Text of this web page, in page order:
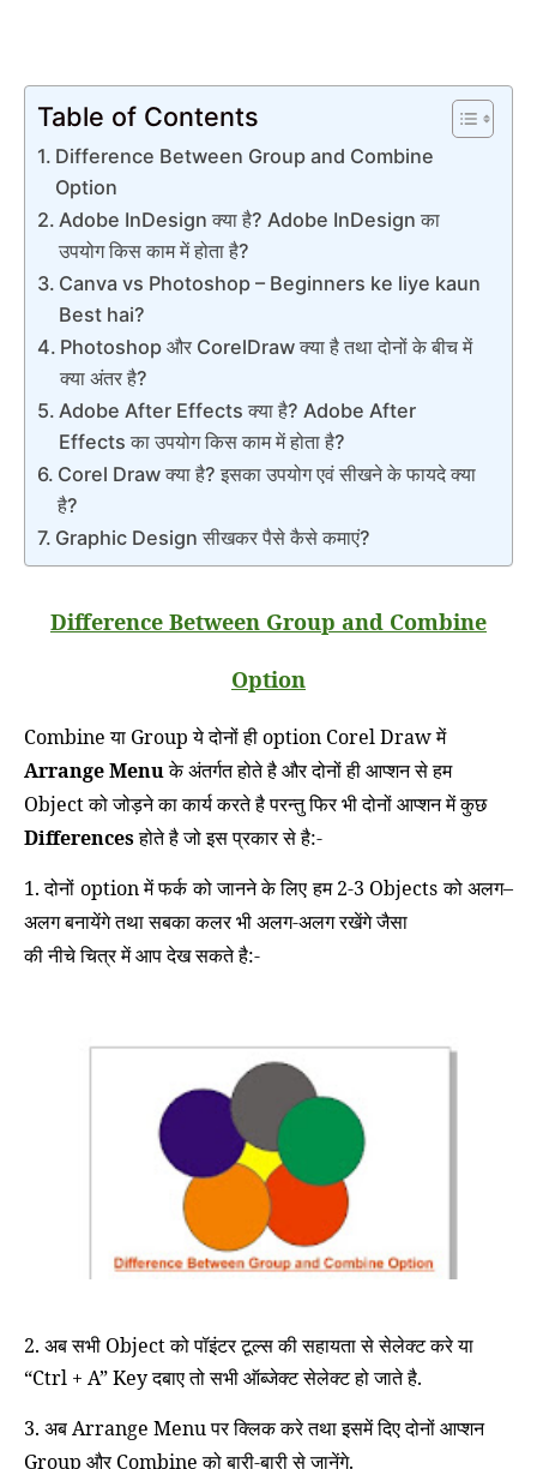
Table of Contents
Difference Between Group and Combine
Option
Adobe InDesign क्या है? Adobe InDesign का
उपयोग किस काम में होता है?
Canva vs Photoshop – Beginners ke liye kaun
Best hai?
Photoshop और CorelDraw क्या है तथा दोनों के बीच में
क्या अंतर है?
Adobe After Effects क्या है? Adobe After
Effects का उपयोग किस काम में होता है?
Corel Draw क्या है? इसका उपयोग एवं सीखने के फायदे क्या
है?
Graphic Design सीखकर पैसे कैसे कमाएं?
Difference Between Group and Combine
Option
Combineया Groupये दोनों ही option Corel Draw में
Arrange Menuके अंतर्गत होते है और दोनों ही आप्शन से हम
Objectको जोड़ने का कार्य करते है परन्तु फिर भी दोनों आप्शन में कुछ
Differencesहोते है जो इस प्रकार से है:-
1. दोनों option में फर्क को जानने के लिए हम2-3 Objects को अलग–
अलग बनायेंगे तथा सबका कलर भी अलग-अलग रखेंगे जैसा
की नीचे चित्र में आप देख सकते है:-
2. अब सभी Objectको पॉइंटर टूल्स की सहायता से सेलेक्ट करे या
“Ctrl + A” Keyदबाए तो सभी ऑब्जेक्ट सेलेक्ट हो जाते है.
3. अब Arrange Menuपर क्लिक करे तथा इसमें दिए दोनों आप्शन
Group और Combine को बारी-बारी से जानेंगे.